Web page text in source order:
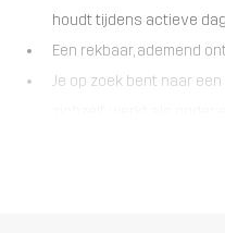
houdt tijdens actieve
Een rekbaar, ademend
Je op zoek bent naar
De Evolution Light Stretch